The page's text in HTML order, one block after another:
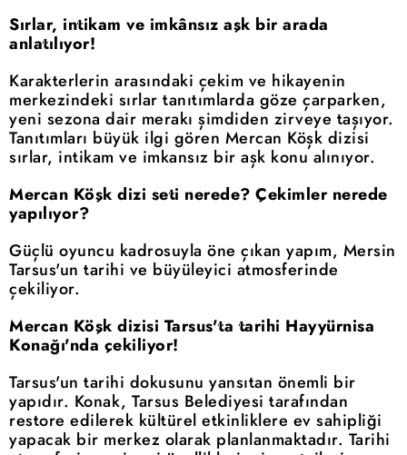
Sırlar, intikam ve imkânsız aşk bir arada
anlatılıyor!
Karakterlerin arasındaki çekim ve hikayenin
merkezindeki sırlar tanıtımlarda göze çarparken,
yeni sezona dair merakı şimdiden zirveye taşıyor.
Tanıtımları büyük ilgi gören Mercan Köşk dizisi
sırlar, intikam ve imkansız bir aşk konu alınıyor.
Mercan Köşk dizi seti nerede? Çekimler nerede
yapılıyor?
Güçlü oyuncu kadrosuyla öne çıkan yapım, Mersin
Tarsus'un tarihi ve büyüleyici atmosferinde
çekiliyor.
Mercan Köşk dizisi Tarsus'ta tarihi Hayyürnisa
Konağı'nda çekiliyor!
Tarsus'un tarihi dokusunu yansıtan önemli bir
yapıdır. Konak, Tarsus Belediyesi tarafından
restore edilerek kültürel etkinliklere ev sahipliği
yapacak bir merkez olarak planlanmaktadır. Tarihi